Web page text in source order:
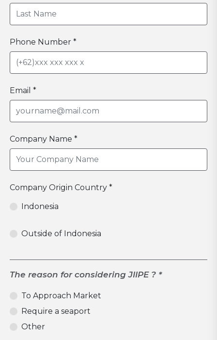
Phone Number *
Email *
Company Name *
Company Origin Country *
Indonesia
Outside of Indonesia
The reason for considering JIIPE ? *
To Approach Market
Require a seaport
Other